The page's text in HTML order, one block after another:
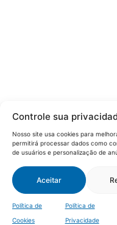
Controle sua
Nosso site usa cookies para
permitirá processar dados como
de usuários e personalização de
Aceitar
Política de
Cookies
Política de
Privacidade
Rua Silva Jardim,
© 2022 – CIC Vale do